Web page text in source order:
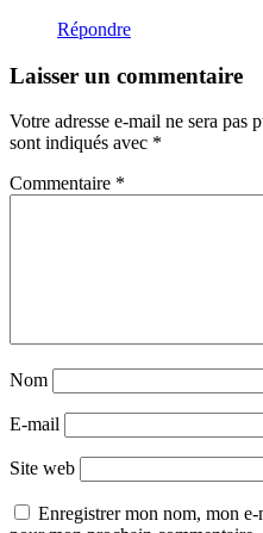
Répondre
Laisser un commentaire
Votre adresse e-mail ne sera pas
sont indiqués avec *
Commentaire *
Nom
E-mail
Site web
Enregistrer mon nom, mon